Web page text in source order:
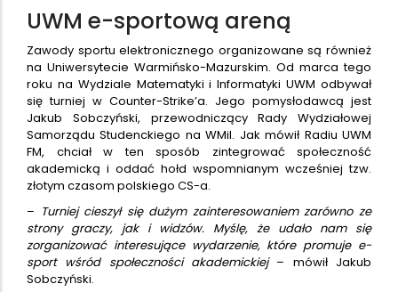
UWM e-sportową areną
Zawody sportu elektronicznego organizowane są również
na Uniwersytecie Warmińsko-Mazurskim. Od marca tego
roku na Wydziale Matematyki i Informatyki UWM odbywał
się turniej w Counter-Strike’a. Jego pomysłodawcą jest
Jakub Sobczyński, przewodniczący Rady Wydziałowej
Samorządu Studenckiego na WMiI. Jak mówił Radiu UWM
FM, chciał w ten sposób zintegrować społeczność
akademicką i oddać hołd wspomnianym wcześniej tzw.
złotym czasom polskiego CS-a.
– Turniej cieszył się dużym zainteresowaniem zarówno ze
strony graczy, jak i widzów. Myślę, że udało nam się
zorganizować interesujące wydarzenie, które promuje e-
sport wśród społeczności akademickiej– mówił Jakub
Sobczyński.